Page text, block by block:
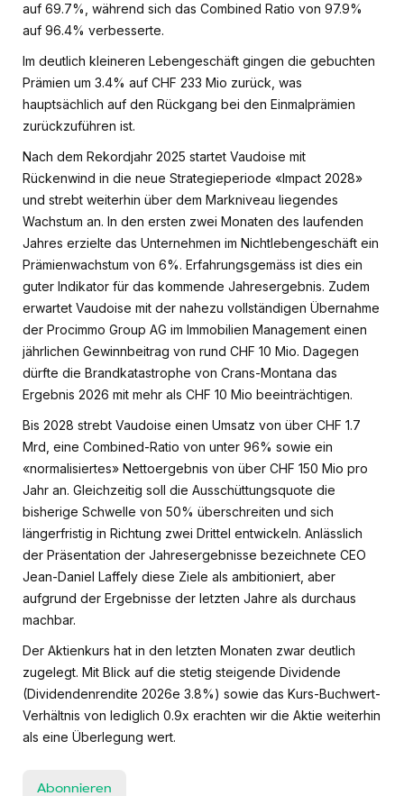
auf 69.7%, während sich das Combined Ratio von 97.9%
auf 96.4% verbesserte.
Im deutlich kleineren Lebengeschäft gingen die gebuchten
Prämien um 3.4% auf CHF 233 Mio zurück, was
hauptsächlich auf den Rückgang bei den Einmalprämien
zurückzuführen ist.
Nach dem Rekordjahr 2025 startet Vaudoise mit
Rückenwind in die neue Strategieperiode «Impact 2028»
und strebt weiterhin über dem Markniveau liegendes
Wachstum an. In den ersten zwei Monaten des laufenden
Jahres erzielte das Unternehmen im Nichtlebengeschäft ein
Prämienwachstum von 6%. Erfahrungsgemäss ist dies ein
guter Indikator für das kommende Jahresergebnis. Zudem
erwartet Vaudoise mit der nahezu vollständigen Übernahme
der Procimmo Group AG im Immobilien Management einen
jährlichen Gewinnbeitrag von rund CHF 10 Mio. Dagegen
dürfte die Brandkatastrophe von Crans-Montana das
Ergebnis 2026 mit mehr als CHF 10 Mio beeinträchtigen.
Bis 2028 strebt Vaudoise einen Umsatz von über CHF 1.7
Mrd, eine Combined-Ratio von unter 96% sowie ein
«normalisiertes» Nettoergebnis von über CHF 150 Mio pro
Jahr an. Gleichzeitig soll die Ausschüttungsquote die
bisherige Schwelle von 50% überschreiten und sich
längerfristig in Richtung zwei Drittel entwickeln. Anlässlich
der Präsentation der Jahresergebnisse bezeichnete CEO
Jean-Daniel Laffely diese Ziele als ambitioniert, aber
aufgrund der Ergebnisse der letzten Jahre als durchaus
machbar.
Der Aktienkurs hat in den letzten Monaten zwar deutlich
zugelegt. Mit Blick auf die stetig steigende Dividende
(Dividendenrendite 2026e 3.8%) sowie das Kurs-Buchwert-
Verhältnis von lediglich 0.9x erachten wir die Aktie weiterhin
als eine Überlegung wert.
Abonnieren